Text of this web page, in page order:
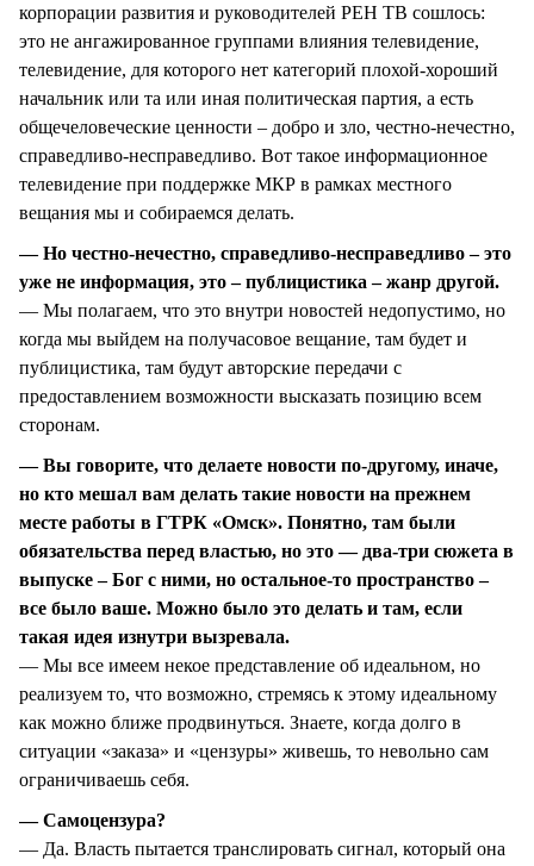
корпорации развития и руководителей РЕН ТВ сошлось:
это не ангажированное группами влияния телевидение,
телевидение, для которого нет категорий плохой-хороший
начальник или та или иная политическая партия, а есть
общечеловеческие ценности – добро и зло, честно-нечестно,
справедливо-несправедливо. Вот такое информационное
телевидение при поддержке МКР в рамках местного
вещания мы и собираемся делать.
— Но честно-нечестно, справедливо-несправедливо – это
уже не информация, это – публицистика – жанр другой.
— Мы полагаем, что это внутри новостей недопустимо, но
когда мы выйдем на получасовое вещание, там будет и
публицистика, там будут авторские передачи с
предоставлением возможности высказать позицию всем
сторонам.
— Вы говорите, что делаете новости по-другому, иначе,
но кто мешал вам делать такие новости на прежнем
месте работы в ГТРК «Омск». Понятно, там были
обязательства перед властью, но это — два-три сюжета в
выпуске – Бог с ними, но остальное-то пространство –
все было ваше. Можно было это делать и там, если
такая идея изнутри вызревала.
— Мы все имеем некое представление об идеальном, но
реализуем то, что возможно, стремясь к этому идеальному
как можно ближе продвинуться. Знаете, когда долго в
ситуации «заказа» и «цензуры» живешь, то невольно сам
ограничиваешь себя.
— Самоцензура?
— Да. Власть пытается транслировать сигнал, который она